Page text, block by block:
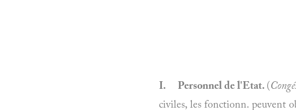
I. Personnel de l'Etat. (
civiles, les fonctionn. peuvent